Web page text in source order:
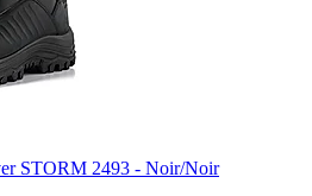
STORM 2493 - Noir/Noir